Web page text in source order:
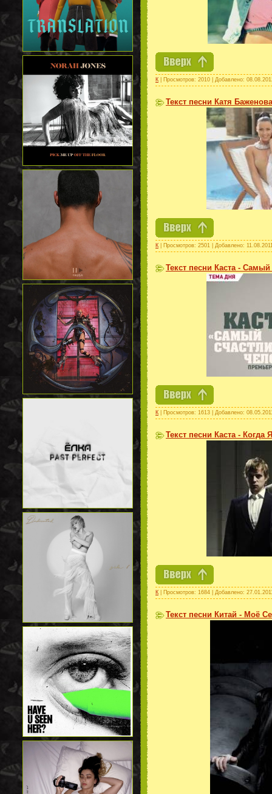
К | Просмотров: 2010 | Добавлено:
Текст песни Катя
К | Просмотров: 2501 | Добавлено:
Текст песни Каста -
К | Просмотров: 1613 | Добавлено:
Текст песни Каста - Когда
К | Просмотров: 1684 | Добавлено:
Текст песни Китай - Моё